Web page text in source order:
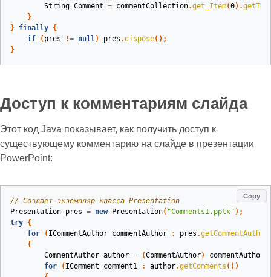
String Comment = commentCollection.get_Item(0).
}
} finally {
if
( pres != null) pres .dispose();
}
Доступ к комментариям слайда
Этот код Java показывает, как получить доступ к
существующему комментарию на слайде в презентации
PowerPoint:
Copy
// Создаёт экземпляр класса Presentation
Presentation pres = new Presentation( "Comments1.pptx" );
try {
for
( ICommentAuthor commentAuthor : pres .
{
CommentAuthor author = (CommentAuthor) commentAuthor
for
( IComment comment1 : author.getComments ())